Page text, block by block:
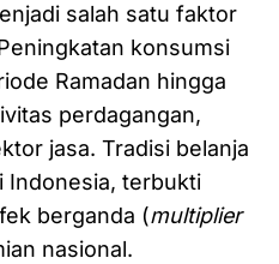
salah satu faktor
konsumsi
Ramadan hingga
perdagangan,
jasa. Tradisi belanja
Indonesia, terbukti
berganda (multiplier
nasional.